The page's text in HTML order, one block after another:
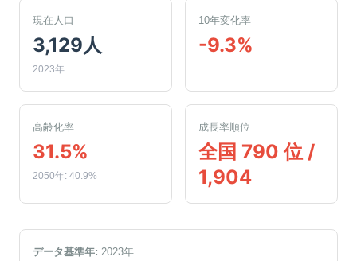
現在人口
3,129人
2023年
10年変化率
-9.3%
高齢化率
31.5%
2050年: 40.9%
成長率順位
全国 790 位 /
1,904
データ基準年: 2023年